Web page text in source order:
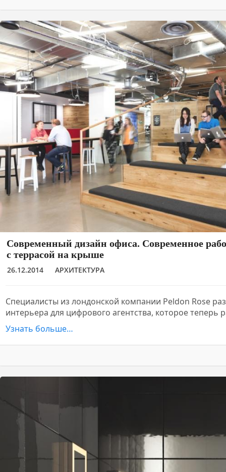
Современный дизайн офиса. Современное
с террасой на крыше
26.12.2014 АРХИТЕКТУРА
Специалисты из лондонской компании Peldon Rose
интерьера для цифрового агентства, которое теперь
Узнать больше…